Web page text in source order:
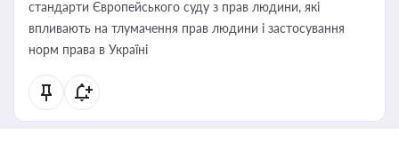
стандарти Європейського суду з прав людини, які
впливають на тлумачення прав людини і застосування
норм права в Україні